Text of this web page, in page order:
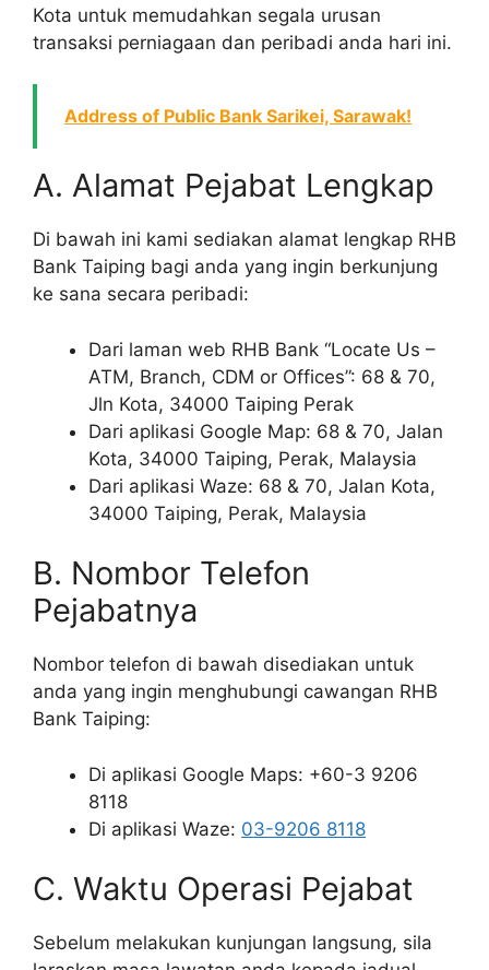
Kota untuk memudahkan segala urusan
transaksi perniagaan dan peribadi anda hari ini.
Address of Public Bank Sarikei, Sarawak!
A. Alamat Pejabat Lengkap
Di bawah ini kami sediakan alamat lengkap RHB
Bank Taiping bagi anda yang ingin berkunjung
ke sana secara peribadi:
Dari laman web RHB Bank “Locate Us –
ATM, Branch, CDM or Offices”: 68 & 70,
Jln Kota, 34000 Taiping Perak
Dari aplikasi Google Map: 68 & 70, Jalan
Kota, 34000 Taiping, Perak, Malaysia
Dari aplikasi Waze: 68 & 70, Jalan Kota,
34000 Taiping, Perak, Malaysia
B. Nombor Telefon
Pejabatnya
Nombor telefon di bawah disediakan untuk
anda yang ingin menghubungi cawangan RHB
Bank Taiping:
Di aplikasi Google Maps: +60-3 9206
8118
Di aplikasi Waze: 03-9206 8118
C. Waktu Operasi Pejabat
Sebelum melakukan kunjungan langsung, sila